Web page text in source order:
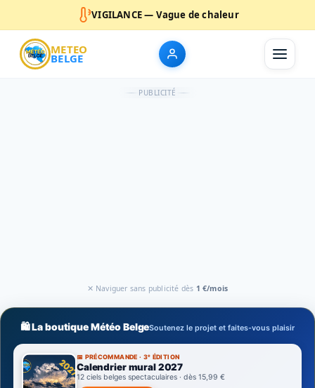
VIGILANCE — Vague de chaleur
METEO
BELGE
PUBLICITÉ
✕ Naviguer sans publicité dès 1 €/mois
🛍️ La boutique Météo BelgeSoutenez le projet et faites-vous plaisir
📅 PRÉCOMMANDE · 3ᵉ ÉDITION
Calendrier mural 2027
12 ciels belges spectaculaires · dès 15,99 €